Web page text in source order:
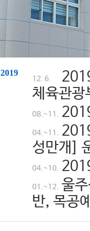
2019
12. 6.
체육관광
08.~11.
04.~11.
성만개]
04.~10.
01.~12. 울
반, 목공